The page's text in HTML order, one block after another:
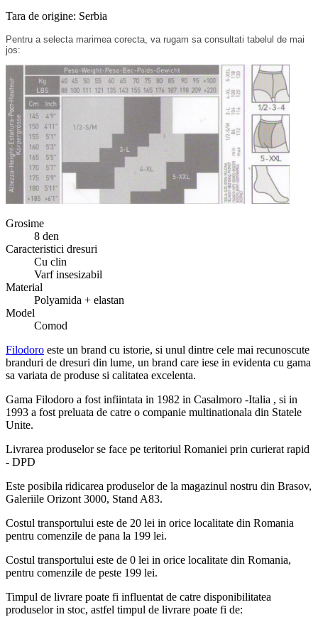
Tara de origine: Serbia
Pentru a selecta marimea corecta, va rugam sa consultati tabelul de mai
jos:
Grosime
8 den
Caracteristici dresuri
Cu clin
Varf insesizabil
Material
Polyamida + elastan
Model
Comod
Filodoro este un brand cu istorie, si unul dintre cele mai recunoscute
branduri de dresuri din lume, un brand care iese in evidenta cu gama
sa variata de produse si calitatea excelenta.
Gama Filodoro a fost infiintata in 1982 in Casalmoro -Italia , si in
1993 a fost preluata de catre o companie multinationala din Statele
Unite.
Livrarea produselor se face pe teritoriul Romaniei prin curierat rapid
- DPD
Este posibila ridicarea produselor de la magazinul nostru din Brasov,
Galeriile Orizont 3000, Stand A83.
Costul transportului este de 20 lei in orice localitate din Romania
pentru comenzile de pana la 199 lei.
Costul transportului este de 0 lei in orice localitate din Romania,
pentru comenzile de peste 199 lei.
Timpul de livrare poate fi influentat de catre disponibilitatea
produselor in stoc, astfel timpul de livrare poate fi de: